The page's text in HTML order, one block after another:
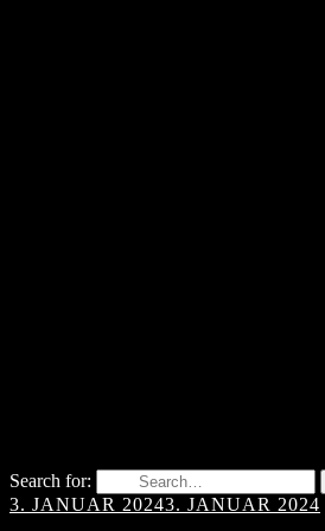
Search for:
3. JANUAR 20243. JANUAR 2024